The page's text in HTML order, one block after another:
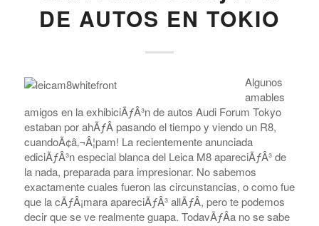
DE AUTOS EN TOKIO
Algunos
amables
amigos en la exhibiciÃƒÂ³n de autos Audi Forum Tokyo
estaban por ahÃƒÂ­ pasando el tiempo y viendo un R8,
cuandoÃ¢â‚¬Â¦pam! La recientemente anunciada
ediciÃƒÂ³n especial blanca del Leica M8 apareciÃƒÂ³ de
la nada, preparada para impresionar. No sabemos
exactamente cuales fueron las circunstancias, o como fue
que la cÃƒÂ¡mara apareciÃƒÂ³ allÃƒÂ­, pero te podemos
decir que se ve realmente guapa. TodavÃƒÂ­a no se sabe